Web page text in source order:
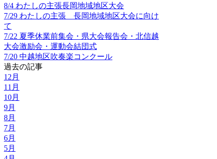
8/4 わたしの主張長岡地域地区大会
7/29 わたしの主張 長岡地域地区大会に向け
て
7/22 夏季休業前集会・県大会報告会・北信越
大会激励会・運動会結団式
7/20 中越地区吹奏楽コンクール
過去の記事
12月
11月
10月
9月
8月
7月
6月
5月